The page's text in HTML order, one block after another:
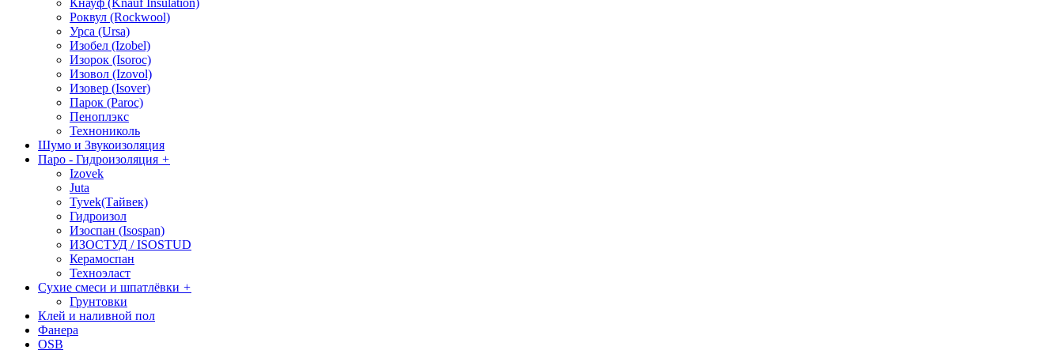
Кнауф (Knauf Insulation)
Роквул (Rockwool)
Урса (Ursa)
Изобел (Izobel)
Изорок (Isoroc)
Изовол (Izovol)
Изовер (Isover)
Парок (Paroс)
Пеноплэкс
Технониколь
Шумо и Звукоизоляция
Паро - Гидроизоляция +
Izovek
Juta
Tyvek(Тайвек)
Гидроизол
Изоспан (Isospan)
ИЗОСТУД / ISOSTUD
Керамоспан
Техноэласт
Сухие смеси и шпатлёвки +
Грунтовки
Клей и наливной пол
Фанера
OSB